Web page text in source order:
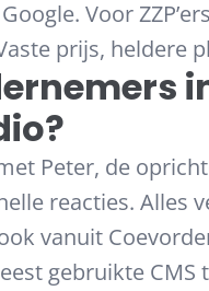
Voor
prijs, heldere
Peter, de
reacties. Alles
vanuit
gebruikte CMS